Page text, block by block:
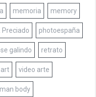
memoria memory
Preciado photoespaña
galindo retrato
video arte
body